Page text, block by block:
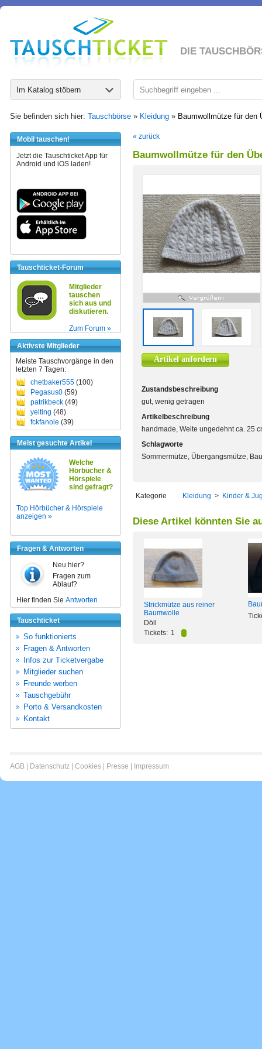
DIE
Im Katalog stöbern
Sie befinden sich hier: Tauschbörse » Kleidung » Baumwollmütze für den
Mobil tauschen!
Jetzt die Tauschticket App für
Android und iOS laden!
Tauschticket-Forum
Mitglieder
tauschen
sich aus und
diskutieren.
Zum Forum »
Aktivste Mitglieder
Meiste Tauschvorgänge in den
letzten 7 Tagen:
chetbaker555 (100)
Pegasus0 (59)
patrikbeck (49)
yeiting (48)
fckfanole (39)
Meist gesuchte Artikel
Welche
Hörbücher &
Hörspiele
sind gefragt?
Top Hörbücher & Hörspiele
anzeigen »
Fragen & Antworten
Neu hier?
Fragen zum
Ablauf?
Hier finden Sie Antworten
Tauschticket
So funktionierts
Fragen & Antworten
Infos zur Ticketvergabe
Mitglieder suchen
Freunde werben
Tauschgebühr
Porto & Versandkosten
Kontakt
« zurück
Baumwollmütze für den
Artikel anfordern
Zustandsbeschreibung
gut, wenig getragen
Artikelbeschreibung
handmade, Weite ungedehnt ca. 25
Schlagworte
Sommermütze, Übergangsmütze,
Kategorie Kleidung > Kinder &
Diese Artikel könnten Sie
Strickmütze aus reiner
Baumwolle
Döll
Tickets: 1
AGB Datenschutz Cookies Presse Impressum